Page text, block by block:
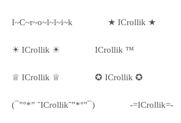
I~C~r~o~l~l~i~k ★ ICrollik ★
☀ ICrollik ☀ ICrollik ™
♕ ICrollik ♕ ✪ ICrollik ✪
(¯"°*” ˜ICrollik˜”*°"¯) -=ICrollik=-